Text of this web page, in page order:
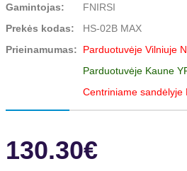
Gamintojas:
FNIRSI
Prekės kodas:
HS-02B MAX
Prieinamumas:
Parduotuvėje Vilniuje
Parduotuvėje Kaune
Centriniame sandėlyje
130.30€